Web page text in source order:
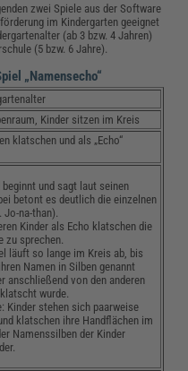
zwei Spiele aus der Software
im Kindergarten geeignet
(ab 3 bzw. 4 Jahren)
(5 bzw. 6 Jahre).
„Namensecho“
Kinder sitzen im Kreis
klatschen und als „Echo“
beginnt und sagt laut seinen
betont es deutlich die einzelnen
na-than).
Kinder als Echo klatschen die
zu sprechen.
läuft so lange im Kreis ab, bis
Namen in Silben genannt
anschließend von den anderen
wurde.
Kinder stehen sich paarweise
klatschen ihre Handflächen im
Namenssilben der Kinder